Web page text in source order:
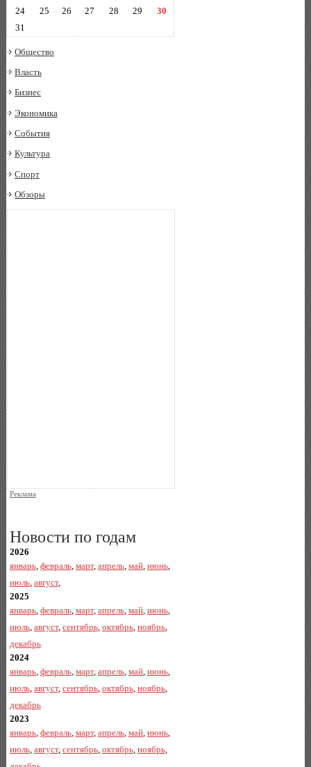
24 25 26 27 28 29
30
31
Общество
Власть
Бизнес
Экономика
События
Культура
Спорт
Обзоры
Реклама
Новости по годам
2026
январь, февраль, март, апрель, май, июнь,
июль, август,
2025
январь, февраль, март, апрель, май, июнь,
июль, август, сентябрь, октябрь, ноябрь,
декабрь
2024
январь, февраль, март, апрель, май, июнь,
июль, август, сентябрь, октябрь, ноябрь,
декабрь
2023
январь, февраль, март, апрель, май, июнь,
июль, август, сентябрь, октябрь, ноябрь,